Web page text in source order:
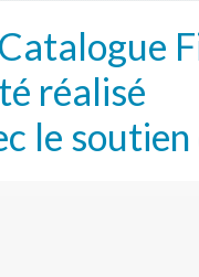
réalisé
le